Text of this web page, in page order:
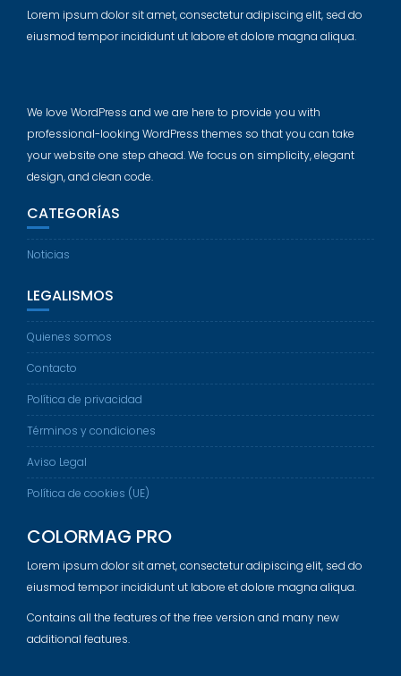
Lorem ipsum dolor sit amet, consectetur adipiscing elit, sed do
eiusmod tempor incididunt ut labore et dolore magna aliqua.
We love WordPress and we are here to provide you with
professional-looking WordPress themes so that you can take
your website one step ahead. We focus on simplicity, elegant
design, and clean code.
CATEGORÍAS
Noticias
LEGALISMOS
Quienes somos
Contacto
Política de privacidad
Términos y condiciones
Aviso Legal
Política de cookies (UE)
COLORMAG PRO
Lorem ipsum dolor sit amet, consectetur adipiscing elit, sed do
eiusmod tempor incididunt ut labore et dolore magna aliqua.
Contains all the features of the free version and many new
additional features.